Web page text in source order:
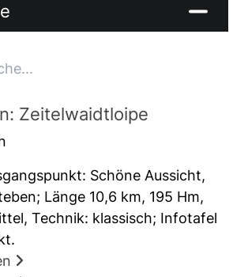
Zeitelwaidtloipe
Schöne Aussicht,
Länge 10,6 km, 195 Hm,
Technik: klassisch; Infotafel